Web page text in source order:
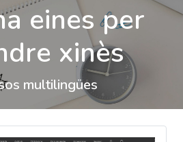
eines per
xinès
multilingües